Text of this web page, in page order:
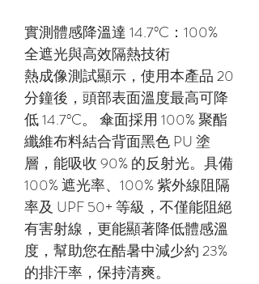
實測體感降溫達 14.7°C：100%
全遮光與高效隔熱技術
熱成像測試顯示，使用本產品 20
分鐘後，頭部表面溫度最高可降
低 14.7°C。 傘面採用 100% 聚酯
纖維布料結合背面黑色 PU 塗
層，能吸收 90% 的反射光。具備
100% 遮光率、100% 紫外線阻隔
率及 UPF 50+ 等級，不僅能阻絕
有害射線，更能顯著降低體感溫
度，幫助您在酷暑中減少約 23%
的排汗率，保持清爽。